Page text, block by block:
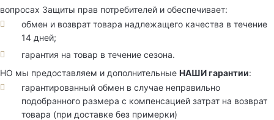
вопросах Защиты прав потребителей и обеспечивает:
обмен и возврат товара надлежащего качества в течение
14 дней;
гарантия на товар в течение сезона.
НО мы предоставляем и дополнительные НАШИ гарантии:
гарантированный обмен в случае неправильно
подобранного размера с компенсацией затрат на возврат
товара (при доставке без примерки)